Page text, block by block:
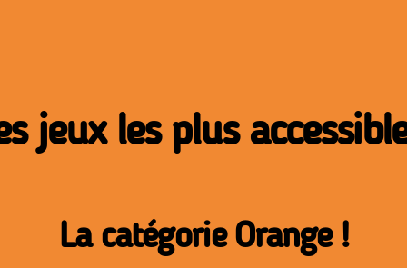
jeux les plus
La catégorie Orange !